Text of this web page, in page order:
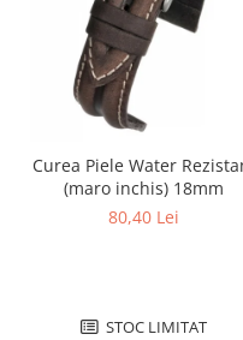
Curea Piele Water
(maro inchis) 18mm
80,40 Lei
STOC LIMITAT